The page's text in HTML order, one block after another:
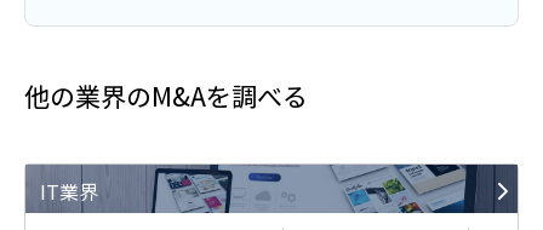
他の業界のM&Aを調べる
IT業界